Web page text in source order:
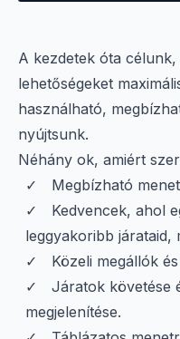
A kezdetek óta
lehetőségeket
használható,
nyújtsunk.
Néhány ok, amiért
Megbízható
Kedvencek, ahol
leggyakoribb járataid,
Közeli megállók
Járatok követése
megjelenítése.